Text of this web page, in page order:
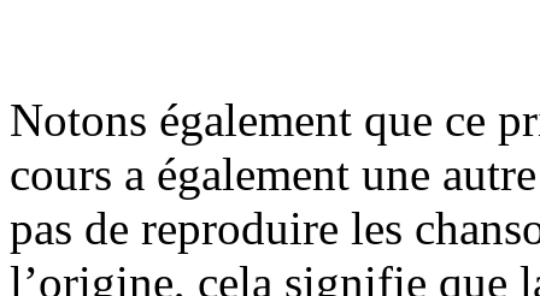
Notons également que ce
cours a également une
pas de reproduire les
l’origine, cela signifie que